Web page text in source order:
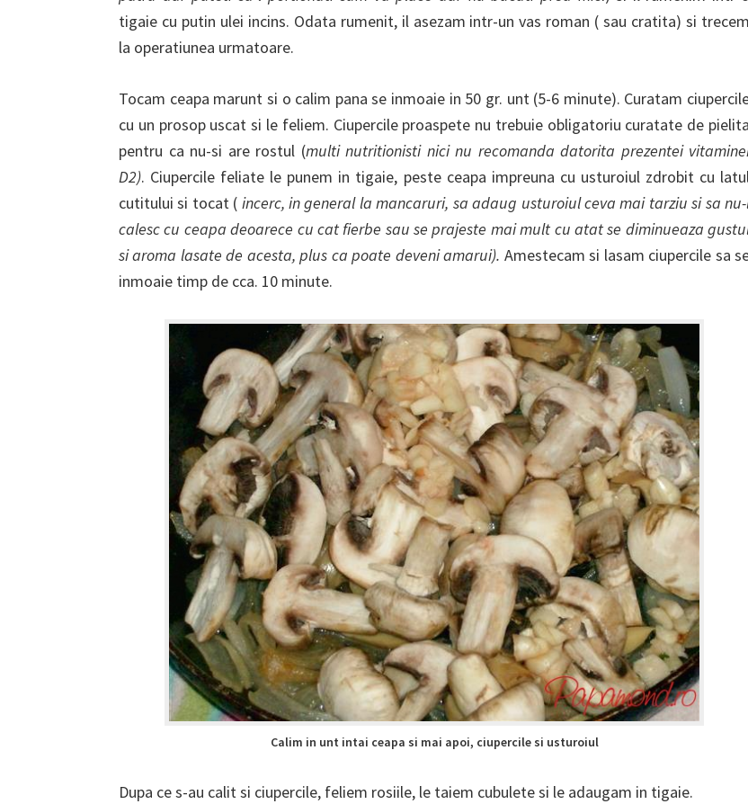
tigaie cu putin ulei incins. Odata rumenit, il asezam intr-un vas roman ( sau cratita) si trecem
la operatiunea urmatoare.
Tocam ceapa marunt si o calim pana se inmoaie in 50 gr. unt (5-6 minute). Curatam
cu un prosop uscat si le feliem. Ciupercile proaspete nu trebuie obligatoriu curatate de pielita
pentru ca nu-si are rostul (multi nutritionisti nici nu recomanda datorita prezentei
D2). Ciupercile feliate le punem in tigaie, peste ceapa impreuna cu usturoiul zdrobit cu
cutitului si tocat ( incerc, in general la mancaruri, sa adaug usturoiul ceva mai tarziu si sa
calesc cu ceapa deoarece cu cat fierbe sau se prajeste mai mult cu atat se diminueaza
si aroma lasate de acesta, plus ca poate deveni amarui). Amestecam si lasam ciupercile sa
inmoaie timp de cca. 10 minute.
Calim in unt intai ceapa si mai apoi, ciupercile si usturoiul
Dupa ce s-au calit si ciupercile, feliem rosiile, le taiem cubulete si le adaugam in tigaie.